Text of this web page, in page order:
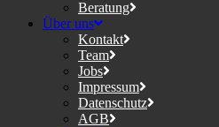
Beratung
Über uns
Kontakt
Team
Jobs
Impressum
Datenschutz
AGB